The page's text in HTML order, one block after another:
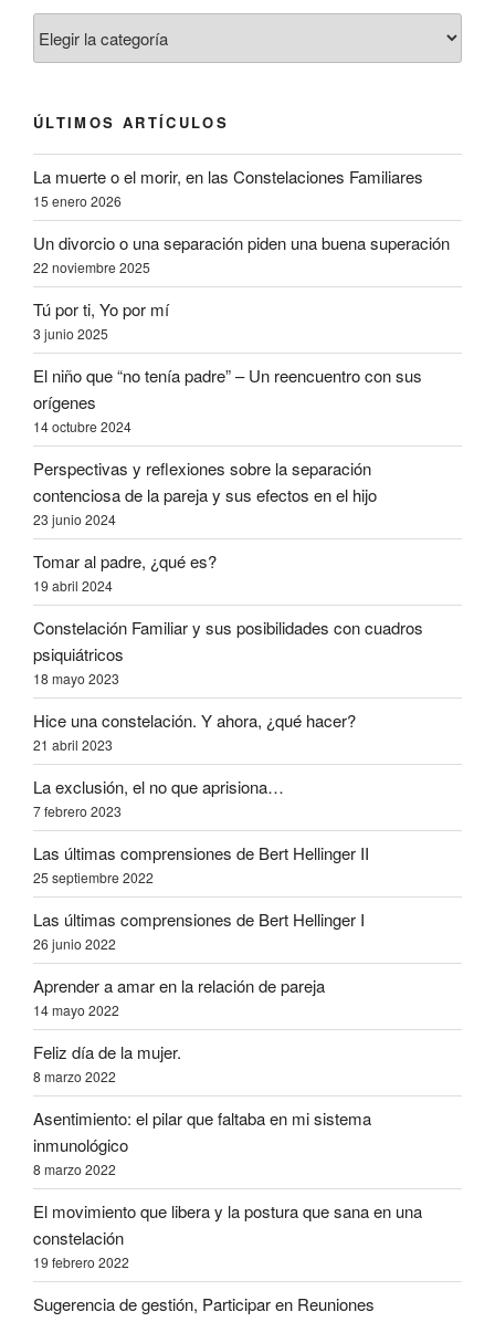
ÚLTIMOS ARTÍCULOS
La muerte o el morir, en las Constelaciones Familiares
15 enero 2026
Un divorcio o una separación piden una buena superación
22 noviembre 2025
Tú por ti, Yo por mí
3 junio 2025
El niño que “no tenía padre” – Un reencuentro con sus
orígenes
14 octubre 2024
Perspectivas y reflexiones sobre la separación
contenciosa de la pareja y sus efectos en el hijo
23 junio 2024
Tomar al padre, ¿qué es?
19 abril 2024
Constelación Familiar y sus posibilidades con cuadros
psiquiátricos
18 mayo 2023
Hice una constelación. Y ahora, ¿qué hacer?
21 abril 2023
La exclusión, el no que aprisiona…
7 febrero 2023
Las últimas comprensiones de Bert Hellinger II
25 septiembre 2022
Las últimas comprensiones de Bert Hellinger I
26 junio 2022
Aprender a amar en la relación de pareja
14 mayo 2022
Feliz día de la mujer.
8 marzo 2022
Asentimiento: el pilar que faltaba en mi sistema
inmunológico
8 marzo 2022
El movimiento que libera y la postura que sana en una
constelación
19 febrero 2022
Sugerencia de gestión, Participar en Reuniones